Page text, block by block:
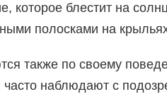
которое блестит на
полосками на
также по своему
наблюдают с